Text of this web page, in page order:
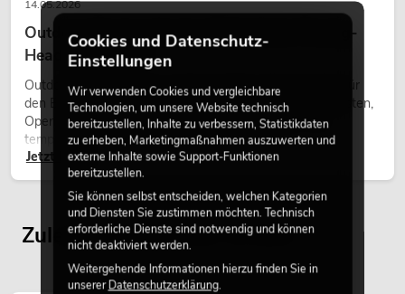
14.05.2026
Outdoor Moving-Heads: Wetterfeste Moving-
Heads bei Events
Outdoor Moving-Heads sind bewegliche Scheinwerfer für
den Einsatz im Freien. Sie werden bei Festivals, Stadtfesten,
Open-Air-Konzerten, Architekturinszenierungen und
temporären Außeninstallationen eingesetzt.
Jetzt lesen
Zuletzt angesehene Artikel
Cookies und Datenschutz-
Einstellungen
Wir verwenden Cookies und vergleichbare
Technologien, um unsere Website technisch
bereitzustellen, Inhalte zu verbessern, Statistikdaten
zu erheben, Marketingmaßnahmen auszuwerten und
externe Inhalte sowie Support-Funktionen
bereitzustellen.
Sie können selbst entscheiden, welchen Kategorien
und Diensten Sie zustimmen möchten. Technisch
erforderliche Dienste sind notwendig und können
nicht deaktiviert werden.
Weitergehende Informationen hierzu finden Sie in
unsererDatenschutzerklärung.